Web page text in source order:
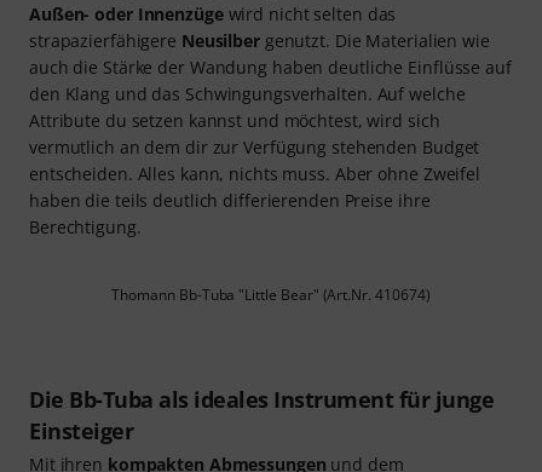
Außen- oder Innenzügewird nicht selten das
strapazierfähigere Neusilbergenutzt. Die Materialien wie
auch die Stärke der Wandung haben deutliche Einflüsse auf
den Klang und das Schwingungsverhalten. Auf welche
Attribute du setzen kannst und möchtest, wird sich
vermutlich an dem dir zur Verfügung stehenden Budget
entscheiden. Alles kann, nichts muss. Aber ohne Zweifel
haben die teils deutlich differierenden Preise ihre
Berechtigung.